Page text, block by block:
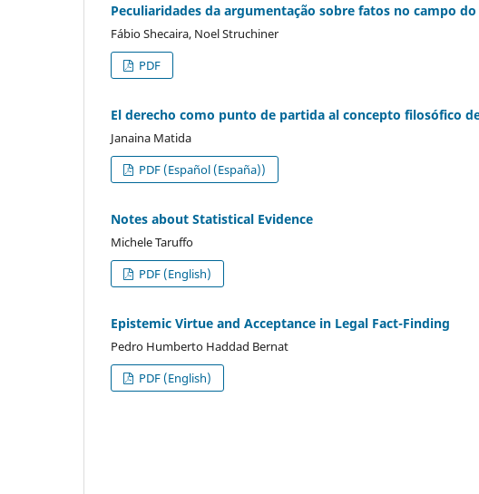
Peculiaridades da argumentação sobre fatos no campo
Fábio Shecaira, Noel Struchiner
PDF
El derecho como punto de partida al concepto filosófico
Janaina Matida
PDF (Español (España))
Notes about Statistical Evidence
Michele Taruffo
PDF (English)
Epistemic Virtue and Acceptance in Legal Fact-Finding
Pedro Humberto Haddad Bernat
PDF (English)